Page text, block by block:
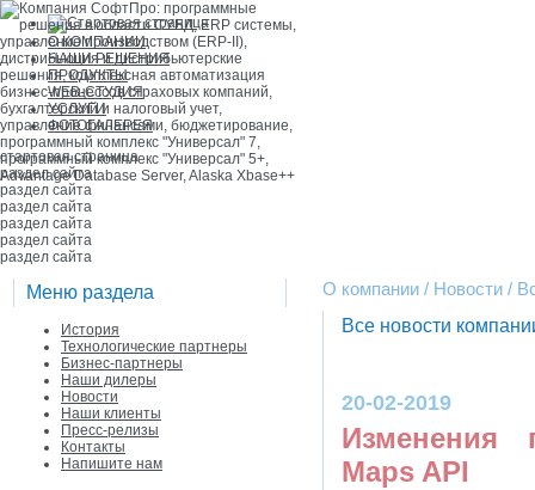
О КОМПАНИИ
НАШИ РЕШЕНИЯ
ПРОДУКТЫ
WEB-СТУДИЯ
УСЛУГИ
ФОТОГАЛЕРЕЯ
стартовая страница
раздел сайта
раздел сайта
раздел сайта
раздел сайта
раздел сайта
раздел сайта
Меню раздела
История
Технологические партнеры
Бизнес-партнеры
Наши дилеры
Новости
Наши клиенты
Пресс-релизы
Контакты
Напишите нам
О компании / Новости /
Все новости
20-02-2019
Изменения
Maps API